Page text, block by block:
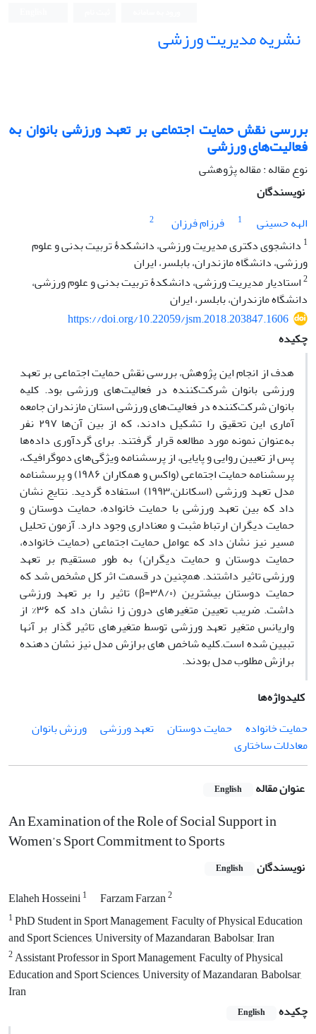
نشریه مدیریت ورزشی
بررسی نقش حمایت اجتماعی بر تعهد ورزشی بانوان به
فعالیت‌های ورزشی
نوع مقاله : مقاله پژوهشی
نویسندگان
الهه حسینی
1 فرزام فرزان
2
1 دانشجوی دکتری مدیریت ورزشی، ‌دانشکدۀ تربیت بدنی و علوم
ورزشی، دانشگاه مازندران، بابلسر، ایران
2استادیار مدیریت ورزشی، دانشکدۀ تربیت بدنی و علوم ورزشی،
دانشگاه مازندران، بابلسر، ایران
https://doi.org/10.22059/jsm.2018.203847.1606
چکیده
هدف از انجام این پژوهش، بررسی نقش حمایت اجتماعی بر تعهد
ورزشی بانوان شرکت‌کننده در فعالیت‌های ورزشی بود. کلیه
بانوان شرکت‌کننده در فعالیت‌های ورزشی استان مازندران جامعه
آماری این تحقیق را تشکیل دادند، که از بین آن‌ها ۲۹۷ نفر
به‌عنوان نمونه مورد مطالعه قرار گرفتند. برای گردآوری داده‌ها
پس از تعیین روایی و پایایی، از پرسشنامه ویژگی‌های دموگرافیک،
پرسشنامه حمایت اجتماعی (واکس و همکاران ۱۹۸۶) و پرسشنامه
مدل تعهد‌ ورزشی (اسکانلن،۱۹۹۳) استفاده گردید. نتایج نشان
داد که بین تعهد ورزشی با حمایت خانواده، حمایت دوستان و
حمایت دیگران ارتباط مثبت و معناداری وجود دارد. آزمون تحلیل
مسیر نیز نشان داد که عوامل حمایت اجتماعی (حمایت خانواده،
حمایت دوستان و حمایت دیگران) به طور مستقیم بر تعهد
ورزشی تاثیر داشتند. همچنین در قسمت اثر کل مشخص شد که
حمایت دوستان بیشترین (۳۸/۰=β) تاثیر را بر تعهد ورزشی
داشت. ضریب تعیین متغیرهای درون زا نشان داد که ۳۶% از
واریانس متغیر تعهد ورزشی توسط متغیرهای تاثیر گذار بر آنها
تبیین شده است.کلیه شاخص های برازش مدل نیز نشان دهنده
برازش مطلوب مدل بودند.
کلیدواژه‌ها
حمایت خانواده
حمایت دوستان تعهد ورزشی
ورزش بانوان
معادلات ساختاری
عنوان مقاله English
An Examination of the Role of Social Support in
Women’s Sport Commitment to Sports
نویسندگان English
Elaheh Hosseini1 Farzam Farzan2
1PhD Student in Sport Management, Faculty of Physical Education
and Sport Sciences, University of Mazandaran, Babolsar, Iran
2Assistant Professor in Sport Management, Faculty of Physical
Education and Sport Sciences, University of Mazandaran, Babolsar,
Iran
چکیده
English